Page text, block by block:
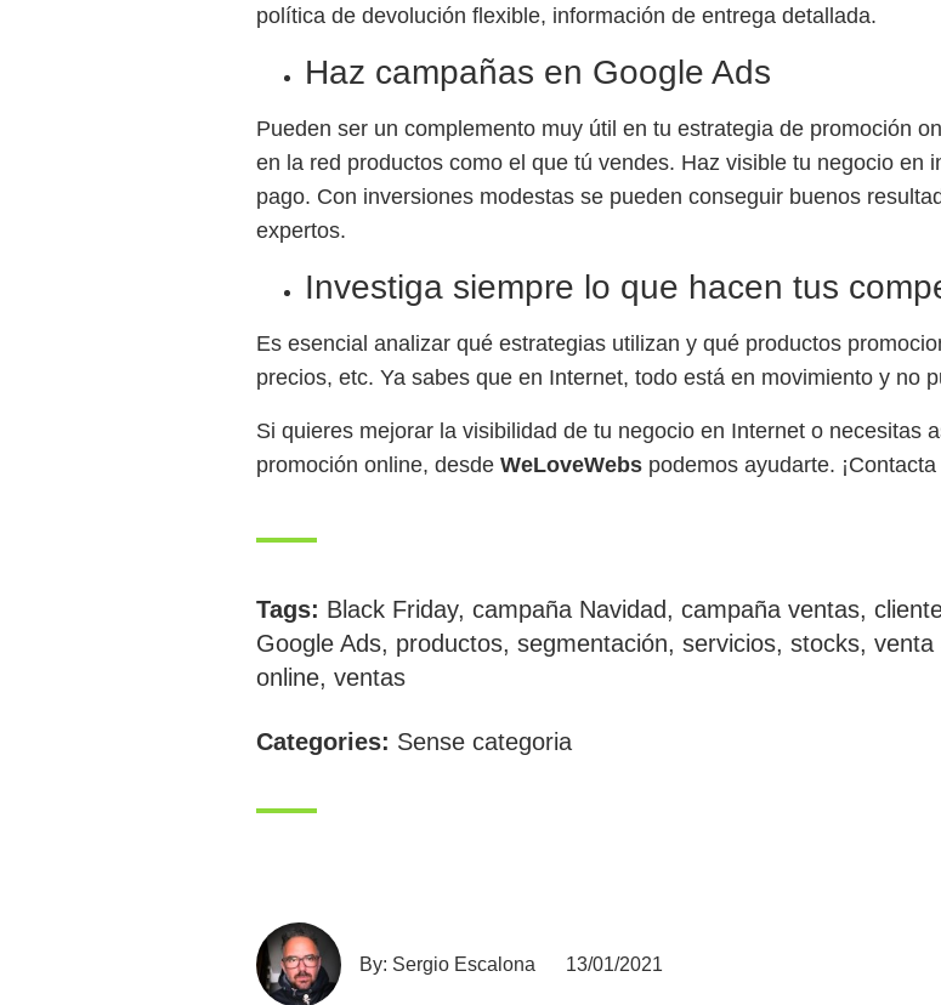
política de devolución flexible, información de entrega detallada.
Haz campañas en Google Ads
Pueden ser un complemento muy útil en tu estrategia de promoción
en la red productos como el que tú vendes. Haz visible tu negocio en
pago. Con inversiones modestas se pueden conseguir buenos
expertos.
Investiga siempre lo que hacen tus
Es esencial analizar qué estrategias utilizan y qué productos
precios, etc. Ya sabes que en Internet, todo está en movimiento y no
Si quieres mejorar la visibilidad de tu negocio en Internet o necesitas
promoción online, desdeWeLoveWebs podemos ayudarte. ¡
Tags: Black Friday,campaña Navidad,campaña ventas,
Google Ads, productos,segmentación,servicios,stocks,venta
online,ventas
Categories: Sense categoria
By: Sergio Escalona 13/01/2021